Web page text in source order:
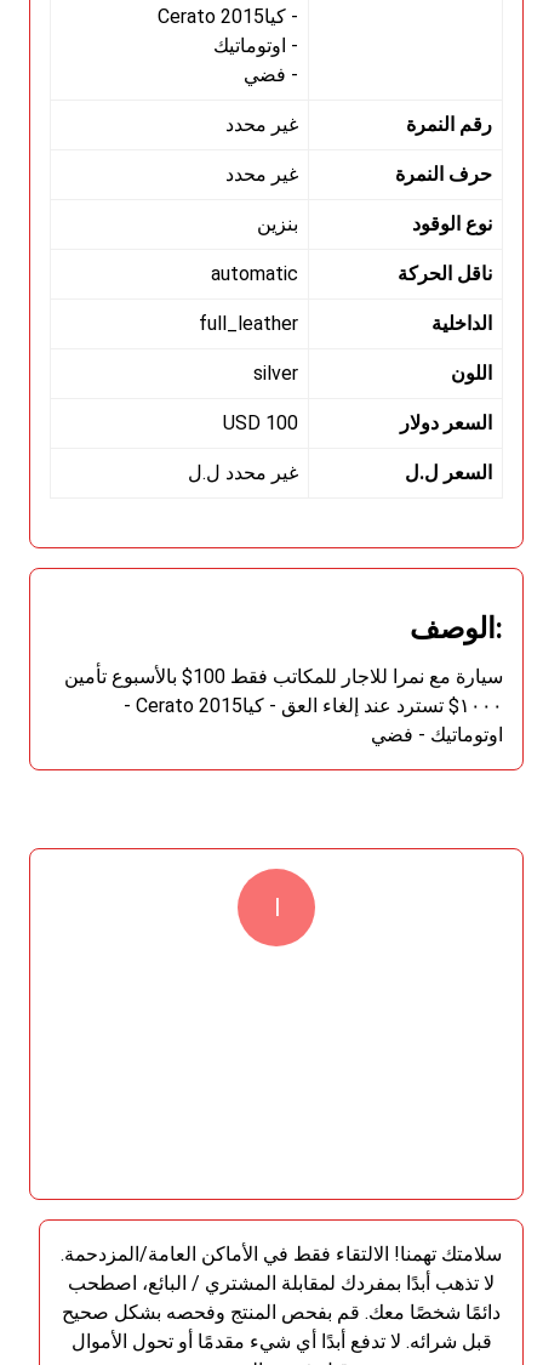
- كياCerato 2015
- اوتوماتيك
- فضي
رقم النمرة غير محدد
حرف النمرة غير محدد
نوع الوقود بنزين
ناقل الحركة automatic
الداخلية full_leather
اللون silver
السعر دولار 100 USD
السعر ل.ل غير محدد ل.ل
:الوصف
سيارة مع نمرا للاجار للمكاتب فقط 100$ بالأسبوع تأمين
١٠٠٠$ تسترد عند إلغاء العق - كياCerato 2015 -
اوتوماتيك - فضي
l
سلامتك تهمنا! الالتقاء فقط في الأماكن العامة/المزدحمة.
لا تذهب أبدًا بمفردك لمقابلة المشتري / البائع، اصطحب
دائمًا شخصًا معك. قم بفحص المنتج وفحصه بشكل صحيح
قبل شرائه. لا تدفع أبدًا أي شيء مقدمًا أو تحول الأموال